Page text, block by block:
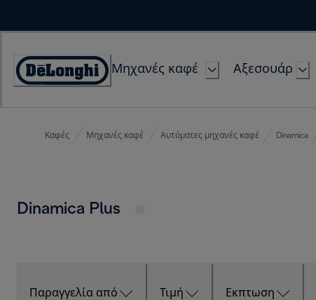
Accessibility
Μηχανές καφέ Αξεσουάρ
Καφές Μηχανές καφέ Αυτόματες μηχανές καφέ Dinamica
Dinamica Plus
Παραγγελία από Τιμή Εκπτωση